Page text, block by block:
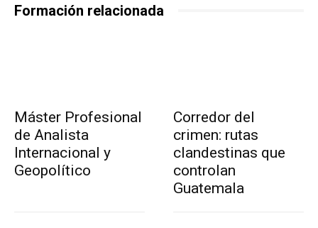
Formación relacionada
Máster Profesional
de Analista
Internacional y
Geopolítico
Corredor del
crimen: rutas
clandestinas que
controlan
Guatemala